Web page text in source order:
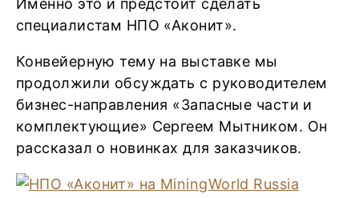
Именно это и предстоит сделать
специалистам НПО «Аконит».
Конвейерную тему на выставке мы
продолжили обсуждать с руководителем
бизнес-направления «Запасные части и
комплектующие» Сергеем Мытником. Он
рассказал о новинках для заказчиков.